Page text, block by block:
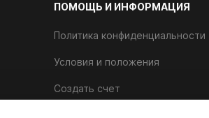
ПОМОЩЬ И ИНФОРМАЦИЯ
Политика конфиденциальности
Условия и положения
Создать счет